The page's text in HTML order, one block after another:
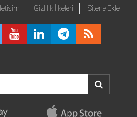
İletişim Gizlilik İlkeleri Sitene Ekle